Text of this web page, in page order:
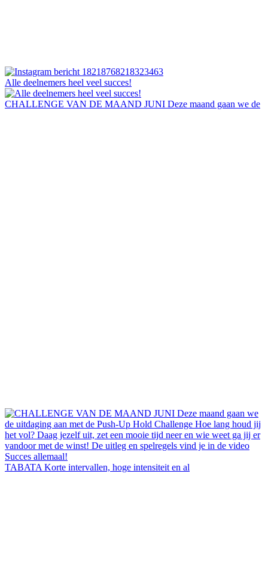
Alle deelnemers heel veel succes!
CHALLENGE VAN DE MAAND JUNI Deze maand gaan we de
TABATA Korte intervallen, hoge intensiteit en al